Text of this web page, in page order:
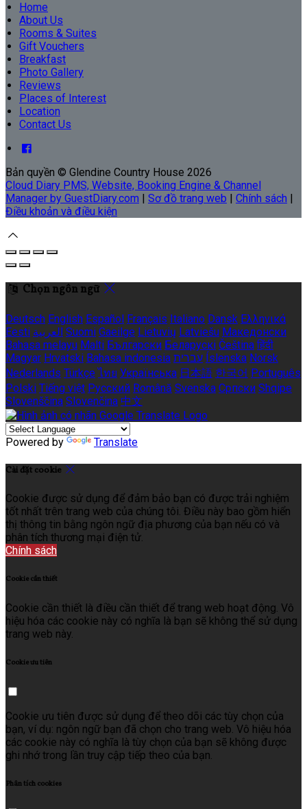
Home
About Us
Rooms & Suites
Gift Vouchers
Breakfast
Photo Gallery
Reviews
Places of Interest
Location
Contact Us
Bản quyền © Glendine Country House 2026
Cloud Diary PMS, Website, Booking Engine & Channel
Manager by GuestDiary.com
Sơ đồ trang web Chính sách
Điều khoản và điều kiện
Chọn ngôn ngữ
Deutsch English Español Français Italiano Dansk Ελληνικά
Eesti العربية Suomi Gaeilge Lietuvių Latviešu Македонски
Bahasa melayu Malti Български Беларускі Čeština हिंदी
Magyar Hrvatski Bahasa indonesia עברית Íslenska Norsk
Nederlands Türkçe ไทย Українська 日本語 한국어 Português
Polski Tiếng việt Русский Română Svenska Српски Shqipe
Slovenščina Slovenčina 中文
Powered by Translate
Cài đặt cookie
Cookie được sử dụng để đảm bảo bạn có được trải nghiệm
tốt nhất trên trang web của chúng tôi. Điều này bao gồm hiển
thị thông tin bằng ngôn ngữ địa phương của bạn nếu có và
phân tích thương mại điện tử.
Chính sách
Cookie cần thiết
Cookie cần thiết là điều cần thiết để trang web hoạt động. Vô
hiệu hóa các cookie này có nghĩa là bạn sẽ không thể sử dụng
trang web này.
Cookie ưu tiên
Cookie ưu tiên được sử dụng để theo dõi các tùy chọn của
bạn, ví dụ: ngôn ngữ bạn đã chọn cho trang web. Vô hiệu hóa
các cookie này có nghĩa là tùy chọn của bạn sẽ không được
ghi nhớ trong lần truy cập tiếp theo của bạn.
Phân tích cookies